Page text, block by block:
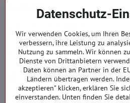
Kontakte
Mont. - Freit. : 09:00 - 15:00 hod.
info​@everlady​.eu
Non stop ( 24/7 )
Impressum
Firmendaten
Datenschutz-
Wir verwenden Cookies, um Ihren
verbessern, ihre Leistung zu
Nutzung zu sammeln. Wir können
Dienste von Drittanbietern
Daten können an Partner in der
Ländern übertragen werden.
akzeptieren" klicken, erklären Sie
einverstanden. Unten finden Sie